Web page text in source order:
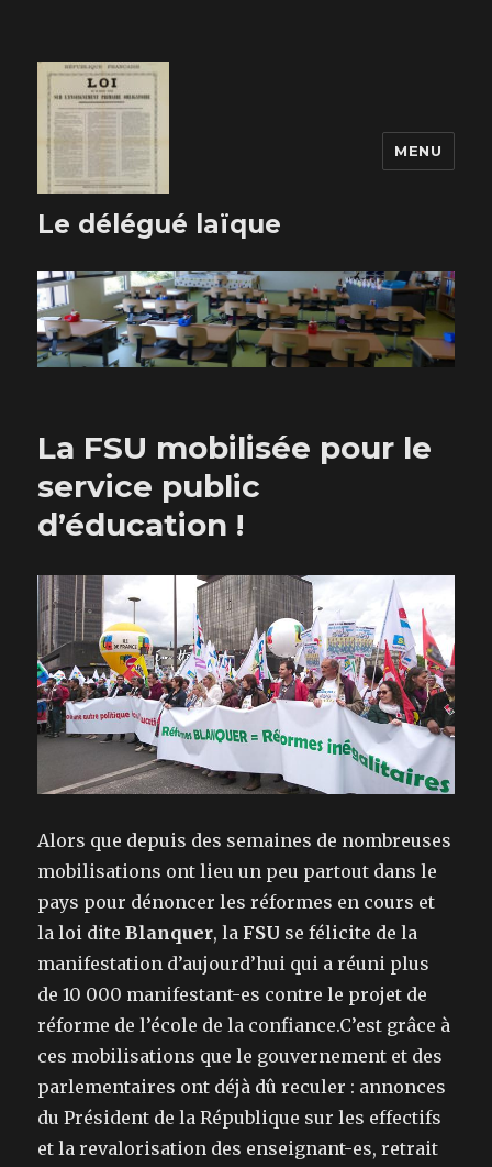
Le délégué laïque
MENU
La FSU mobilisée pour le
service public
d’éducation !
Alors que depuis des semaines de nombreuses
mobilisations ont lieu un peu partout dans le
pays pour dénoncer les réformes en cours et
la loi diteBlanquer, la FSU se félicite de la
manifestation d’aujourd’hui qui a réuni plus
de 10 000 manifestant-es contre le projet de
réforme de l’école de la confiance.C’est grâce à
ces mobilisations que le gouvernement et des
parlementaires ont déjà dû reculer : annonces
du Président de la République sur les effectifs
et la revalorisation des enseignant-es, retrait